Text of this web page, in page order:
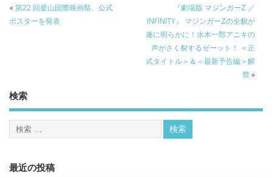
« 第22 回釜山国際映画祭、公式
ポスターを発表
『劇場版 マジンガーZ ／
INFINITY』 マジンガーZの全貌が
遂に明らかに！水木一郎アニキの
声がさく裂するゼーット！ ＜正
式タイトル＞＆＜最新予告編＞解
禁»
検索
最近の投稿